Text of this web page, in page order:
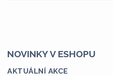
NOVINKY V ESHOPU
AKTUÁLNÍ AKCE